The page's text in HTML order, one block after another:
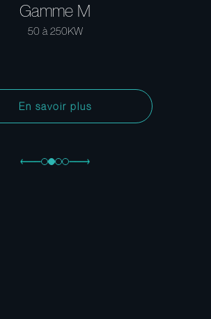
Gamme M
50 à 250KW
En savoir plus